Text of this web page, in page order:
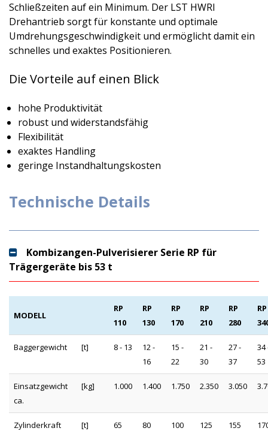
Schließzeiten auf ein Minimum. Der LST HWRI
Drehantrieb sorgt für konstante und optimale
Umdrehungsgeschwindigkeit und ermöglicht damit ein
schnelles und exaktes Positionieren.
Die Vorteile auf einen Blick
hohe Produktivität
robust und widerstandsfähig
Flexibilität
exaktes Handling
geringe Instandhaltungskosten
Technische Details
Kombizangen-Pulverisierer Serie RP für
Trägergeräte bis 53 t
MODELL
RP
110
RP
130
RP
170
RP
210
RP
280
RP
Baggergewicht [t] 8 - 13
12 -
16
15 -
22
21 -
30
27 -
37
34
53
Einsatzgewicht
ca.
[kg] 1.000 1.400 1.750 2.350 3.050
Zylinderkraft [t] 65 80 100 125 155